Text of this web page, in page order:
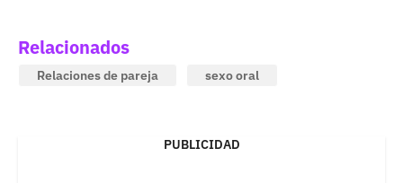
Relacionados
Relaciones de pareja sexo oral
PUBLICIDAD